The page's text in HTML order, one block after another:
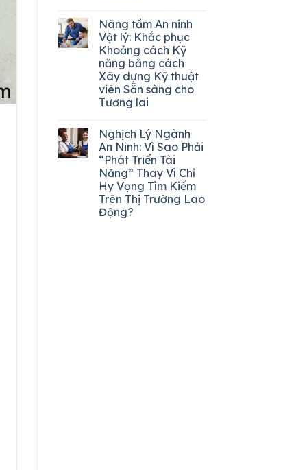
Nâng tầm An ninh
Vật lý: Khắc phục
Khoảng cách Kỹ
năng bằng cách
Xây dựng Kỹ thuật
viên Sẵn sàng cho
Tương lai
Nghịch Lý Ngành
An Ninh: Vì Sao Phải
“Phát Triển Tài
Năng” Thay Vì Chỉ
Hy Vọng Tìm Kiếm
Trên Thị Trường Lao
Động?